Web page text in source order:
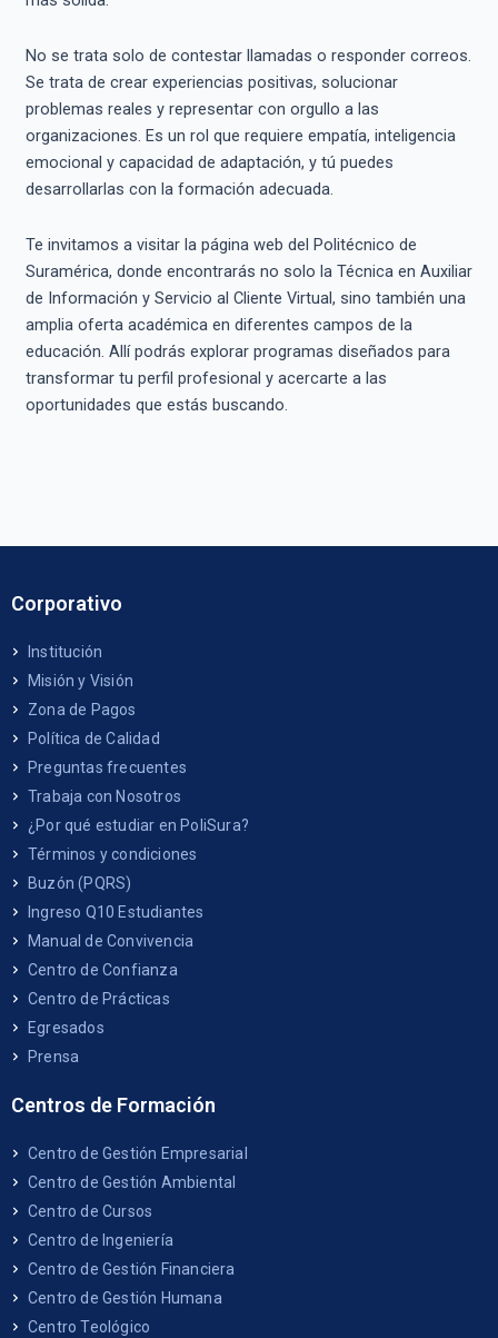
No se trata solo de contestar llamadas o responder correos.
Se trata de crear experiencias positivas, solucionar
problemas reales y representar con orgullo a las
organizaciones. Es un rol que requiere empatía, inteligencia
emocional y capacidad de adaptación, y tú puedes
desarrollarlas con la formación adecuada.
Te invitamos a visitar la página web del Politécnico de
Suramérica, donde encontrarás no solo la Técnica en Auxiliar
de Información y Servicio al Cliente Virtual, sino también una
amplia oferta académica en diferentes campos de la
educación. Allí podrás explorar programas diseñados para
transformar tu perfil profesional y acercarte a las
oportunidades que estás buscando.
Corporativo
Institución
Misión y Visión
Zona de Pagos
Política de Calidad
Preguntas frecuentes
Trabaja con Nosotros
¿Por qué estudiar en PoliSura?
Términos y condiciones
Buzón (PQRS)
Ingreso Q10 Estudiantes
Manual de Convivencia
Centro de Confianza
Centro de Prácticas
Egresados
Prensa
Centros de Formación
Centro de Gestión Empresarial
Centro de Gestión Ambiental
Centro de Cursos
Centro de Ingeniería
Centro de Gestión Financiera
Centro de Gestión Humana
Centro Teológico